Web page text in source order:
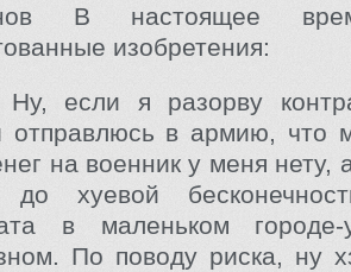
В настоящее
изобретения:
Ну, если я разорву
отправлюсь в армию, что
на военник у меня нету,
хуевой
в маленьком городе-
По поводу риска, ну